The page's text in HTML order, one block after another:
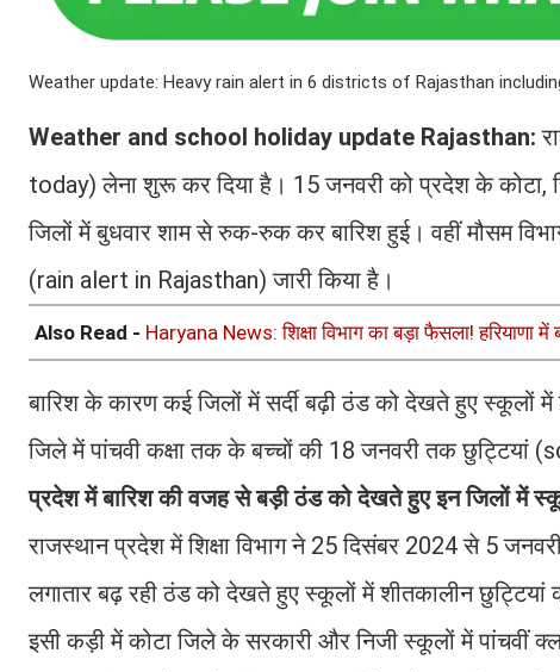
Weather update: Heavy rain alert in 6 districts of Rajasthan
Weather and school holiday update Rajasthan:
today) लेना शुरू कर दिया है। 15 जनवरी को प्रदेश के कोटा,
जिलों में बुधवार शाम से रुक-रुक कर बारिश हुई। वहीं मौसम
(rain alert in Rajasthan) जारी किया है।
Also Read - Haryana News: शिक्षा विभाग का बड़ा फैसला! हरियाणा
बारिश के कारण कई जिलों में सर्दी बढ़ी ठंड को देखते हुए स्कूलों
जिले में पांचवी कक्षा तक के बच्चों की 18 जनवरी तक छुट्टियां
प्रदेश में बारिश की वजह से बड़ी ठंड को देखते हुए इन जिलों में
राजस्थान प्रदेश में शिक्षा विभाग ने 25 दिसंबर 2024 से 5
लगातार बढ़ रही ठंड को देखते हुए स्कूलों में शीतकालीन छुट्टियां
इसी कड़ी में कोटा जिले के सरकारी और निजी स्कूलों में पांचवीं